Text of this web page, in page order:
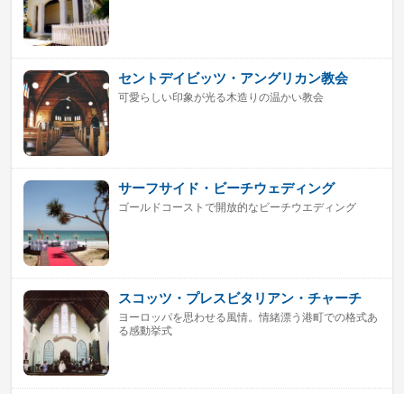
セントデイビッツ・アングリカン教会
可愛らしい印象が光る木造りの温かい教会
サーフサイド・ビーチウェディング
ゴールドコーストで開放的なビーチウエディング
スコッツ・プレスビタリアン・チャーチ
ヨーロッパを思わせる風情。情緒漂う港町での格式あ
る感動挙式